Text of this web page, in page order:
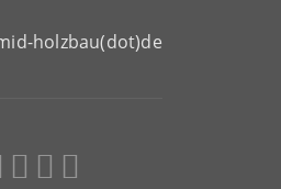
holzbau(dot)de